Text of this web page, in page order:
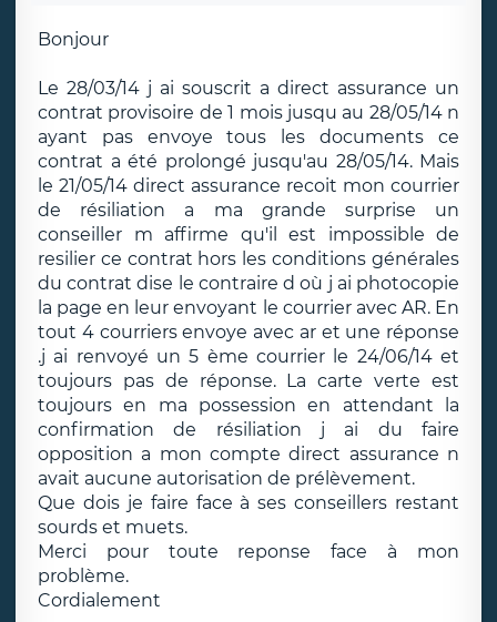
Bonjour
Le 28/03/14 j ai souscrit a direct assurance un
contrat provisoire de 1 mois jusqu au 28/05/14 n
ayant pas envoye tous les documents ce
contrat a été prolongé jusqu'au 28/05/14. Mais
le 21/05/14 direct assurance recoit mon courrier
de résiliation a ma grande surprise un
conseiller m affirme qu'il est impossible de
resilier ce contrat hors les conditions générales
du contrat dise le contraire d où j ai photocopie
la page en leur envoyant le courrier avec AR. En
tout 4 courriers envoye avec ar et une réponse
.j ai renvoyé un 5 ème courrier le 24/06/14 et
toujours pas de réponse. La carte verte est
toujours en ma possession en attendant la
confirmation de résiliation j ai du faire
opposition a mon compte direct assurance n
avait aucune autorisation de prélèvement.
Que dois je faire face à ses conseillers restant
sourds et muets.
Merci pour toute reponse face à mon
problème.
Cordialement